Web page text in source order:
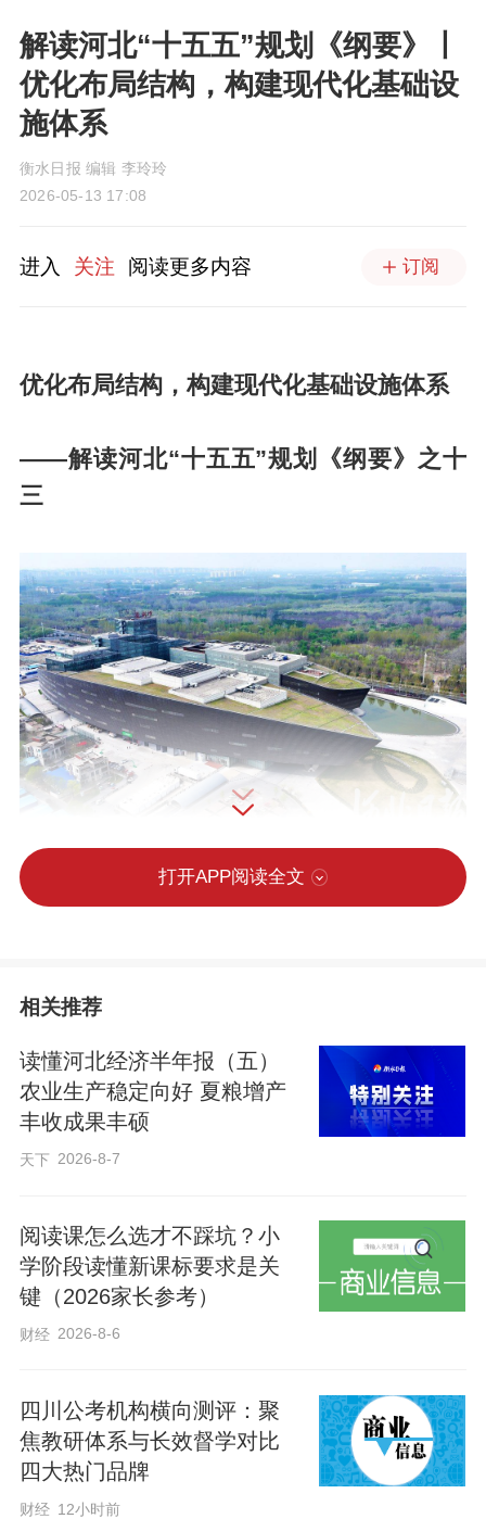
解读河北“十五五”规划《纲要》丨
优化布局结构，构建现代化基础设
施体系
衡水日报 编辑 李玲玲
2026-05-13 17:08
进入 关注 阅读更多内容 订阅
优化布局结构，构建现代化基础设施体系
——解读河北“十五五”规划《纲要》之十
三
无人机拍摄的廊坊市京津冀大数据创新应用中心。（河北日报资料片）河北日
基础设施是经济社会发展的重要支撑。近
日发布的《河北省国民经济和社会发展第
十五个五年规划纲要》（以下简称规划
《纲要》），聚焦构建现代化基础设施体
系，提出要“优化布局结构，促进集成融
统基础设施更新和数智化改造，提升安全
韧性和运营可持续性，持续提升重大基础
设施支撑和保障能力，全力打造高质量现
代化基础设施体系”。
“基础设施在国民经济发展中起到基础性、
先导性、战略性作用。”河北省交通规划设
计研究院有限公司总规划师蔡建辉说，规
打开APP阅读全文
相关推荐
读懂河北经济半年报（五）
农业生产稳定向好 夏粮增产
丰收成果丰硕
天下 2026-8-7
阅读课怎么选才不踩坑？小
学阶段读懂新课标要求是关
键（2026家长参考）
财经 2026-8-6
四川公考机构横向测评：聚
焦教研体系与长效督学对比
四大热门品牌
财经 12小时前